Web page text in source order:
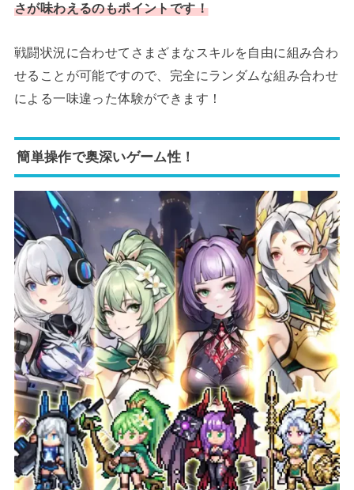
さが味わえるのもポイントです！
戦闘状況に合わせてさまざまなスキルを自由に組み合わ
せることが可能ですので、完全にランダムな組み合わせ
による一味違った体験ができます！
簡単操作で奥深いゲーム性！